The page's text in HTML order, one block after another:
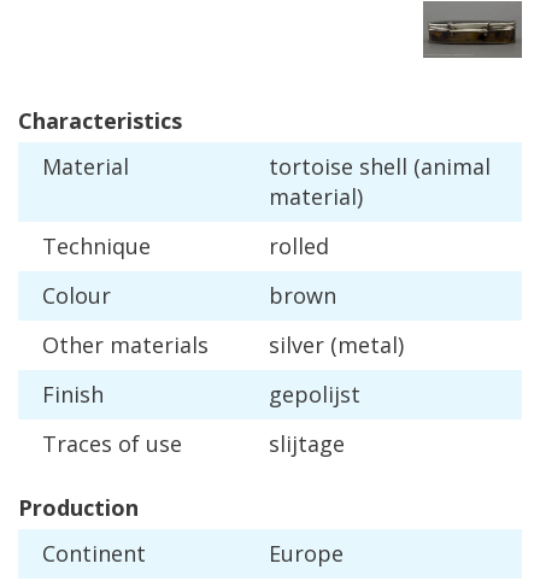
Characteristics
Material
tortoise shell (animal
material)
Technique
rolled
Colour
brown
Other materials silver (metal)
Finish
gepolijst
Traces of use slijtage
Production
Continent
Europe